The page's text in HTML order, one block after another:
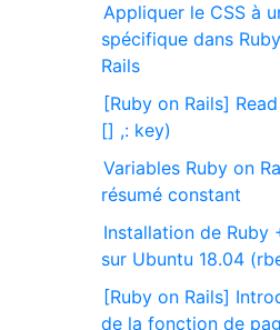
Appliquer le CSS à
spécifique dans
Rails
[Ruby on Rails]
[] ,: key)
Variables Ruby on
résumé constant
Installation de Ruby
sur Ubuntu 18.04
[Ruby on Rails]
de la fonction de